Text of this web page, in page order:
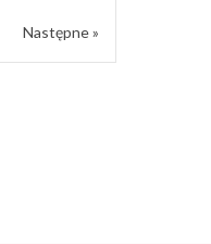
Następne »